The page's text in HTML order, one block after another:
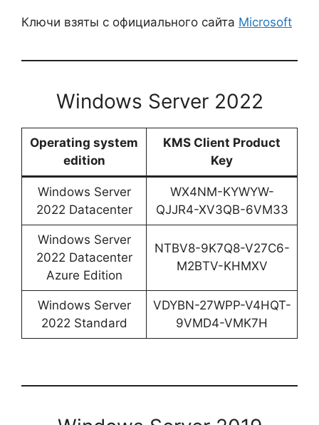
Ключи взяты с официального сайта Microsoft
Windows Server 2022
Operating system
edition
KMS Client Product
Key
Windows Server
2022 Datacenter
WX4NM-KYWYW-
QJJR4-XV3QB-6VM33
Windows Server
2022 Datacenter
Azure Edition
NTBV8-9K7Q8-V27C6-
M2BTV-KHMXV
Windows Server
2022 Standard
VDYBN-27WPP-V4HQT-
9VMD4-VMK7H